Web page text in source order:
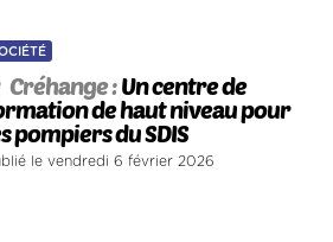
Créhange :Un centre de
de haut niveau pour
pompiers du SDIS
le vendredi 6 février 2026